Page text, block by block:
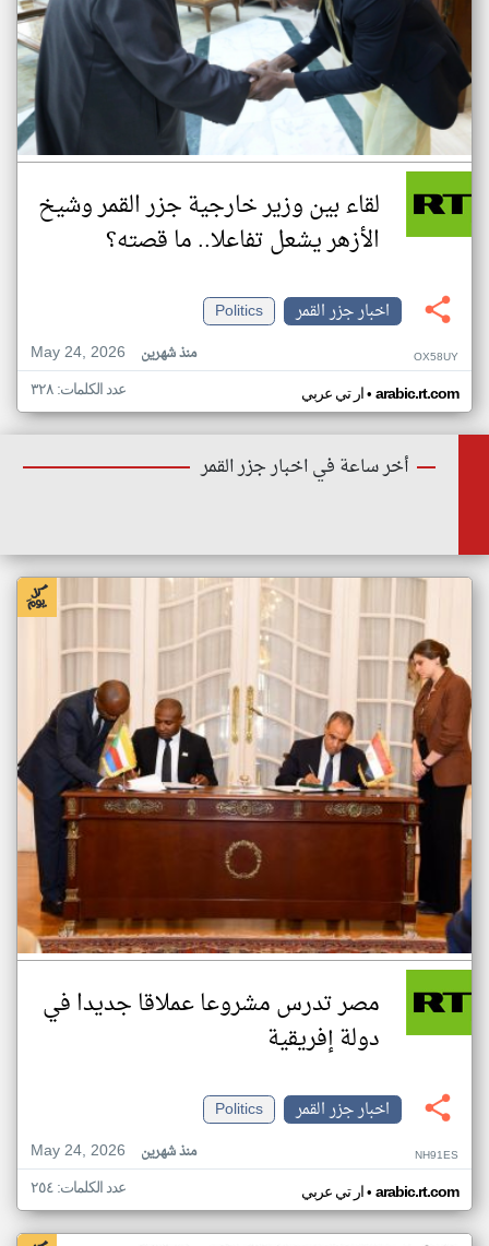
لقاء بين وزير خارجية جزر القمر وشيخ
الأزهر يشعل تفاعلا.. ما قصته؟
اخبار جزر القمر
Politics
May 24, 2026
منذ شهرين OX58UY
ار تي عربي• arabic.rt.com عدد الكلمات: ٣٢٨
أخر ساعة في اخبار جزر القمر
مصر تدرس مشروعا عملاقا جديدا في
دولة إفريقية
اخبار جزر القمر
Politics
May 24, 2026
منذ شهرين NH91ES
ار تي عربي• arabic.rt.com عدد الكلمات: ٢٥٤